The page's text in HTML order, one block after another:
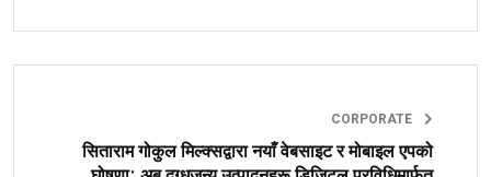
CORPORATE
सिताराम गोकुल मिल्क्सद्वारा नयाँ वेबसाइट र मोबाइल एपको